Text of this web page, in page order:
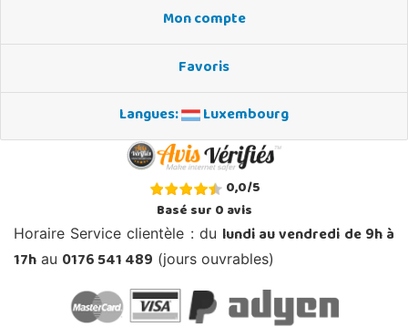
Mon compte
Favoris
Langues:
Luxembourg
0,0/5
Basé sur0avis
Horaire Service clientèle : du lundi au vendredi de 9h à
17h au 0176 541 489 (jours ouvrables)